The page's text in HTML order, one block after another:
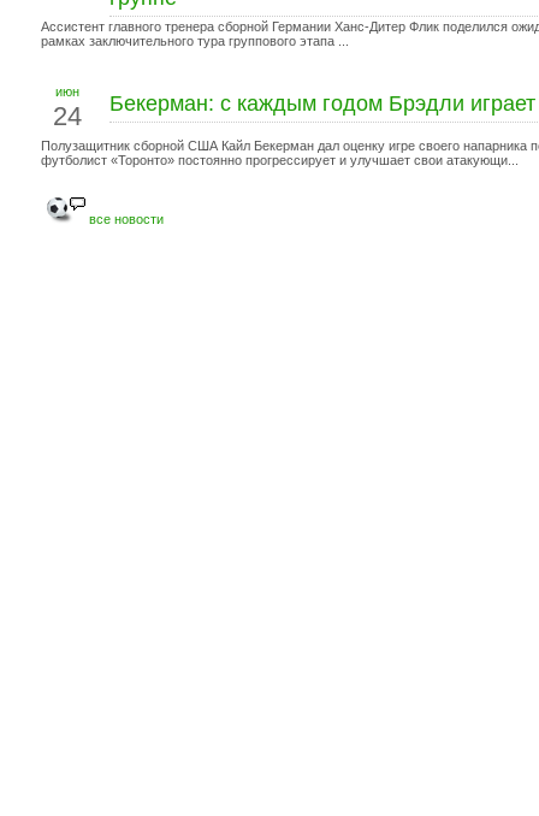
Ассистент главного тренера сборной Германии Ханс-Дитер Флик поделился
рамках заключительного тура группового этапа ...
июн
24 Бекерман: с каждым годом Брэдли
Полузащитник сборной США Кайл Бекерман дал оценку игре своего напарника
футболист «Торонто» постоянно прогрессирует и улучшает свои атакующи...
все новости